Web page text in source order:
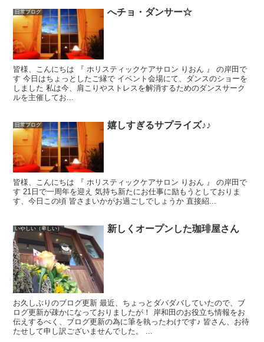
日常ブログ へチョ・ダンサー☆
皆様、こんにちは 『 ホリスティックケアサロン りおん 』 の岸田で
す 今日はちょっとしたご縁で イベント会場にて、ダンスのショーを
しました 私は今、肩こりやストレスを解消するためのダンスサーク
ルを主催してお...
日常ブログ 嬉しすぎるサプライズ♪♪
皆様、こんにちは 『 ホリスティックケアサロン りおん 』 の岸田で
す 21日で一周年を迎え 気持ち新たにお仕事に励もうとしておりま
す、今日この頃 皆さまいかがお過ごしでしょうか 直接紹...
いやしい（卑しい） 新しくオープンした珈琲屋さん
お久しぶりのブログ更新 最近、ちょっとダバダバしていたので、ブ
ログ更新が疎かになっておりましたが！ 岸和田のお役立ち情報をお
伝えするべく、ブログ更新の為に筆を執ったわけです♪ 皆さん、お待
たせして申し訳ございませんでした。 ...